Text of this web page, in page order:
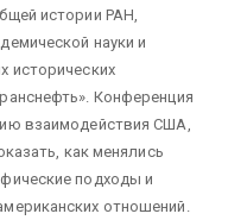
истории РАН,
науки и
исторических
Конференция
взаимодействия США,
как менялись
подходы и
отношений.